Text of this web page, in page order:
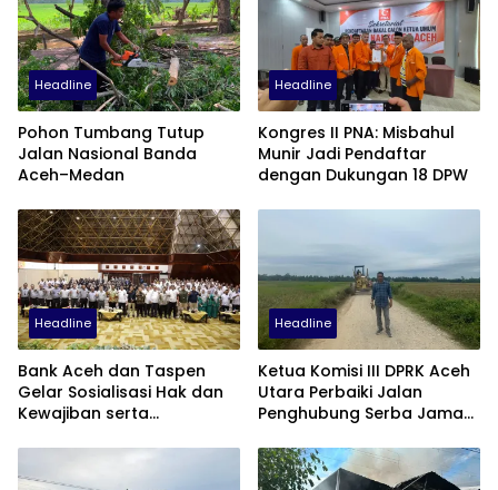
Headline
Pohon Tumbang Tutup
Jalan Nasional Banda
Aceh–Medan
Headline
Kongres II PNA: Misbahul
Munir Jadi Pendaftar
dengan Dukungan 18 DPW
Headline
Bank Aceh dan Taspen
Gelar Sosialisasi Hak dan
Kewajiban serta
Menjelang Pensiun
Headline
Ketua Komisi III DPRK Aceh
Utara Perbaiki Jalan
Penghubung Serba Jaman
Gampong Tanah Luas